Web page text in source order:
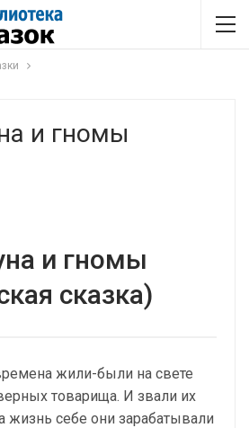
и гномы
и гномы
сказка)
жили-были на свете
товарища. И звали их
жизнь себе они зарабатывали